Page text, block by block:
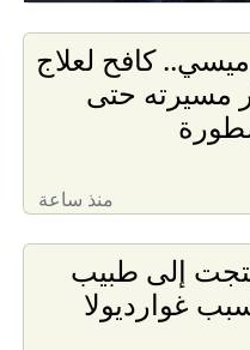
كافح لعلاج
مسيرته حتى
منذ ساعة
إلى طبيب
غوارديولا